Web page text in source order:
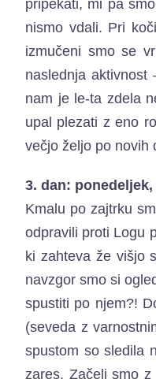
pripekati, mi pa
nismo vdali. Pri
izmučeni smo se
naslednja
nam je le-ta zdela
upal plezati z eno
večjo željo po novih
3. dan:
Kmalu po zajtrku
odpravili proti Logu
ki zahteva že višjo
navzgor smo si
spustiti po njem?!
(seveda z
spustom so sledila
zares. Začeli smo